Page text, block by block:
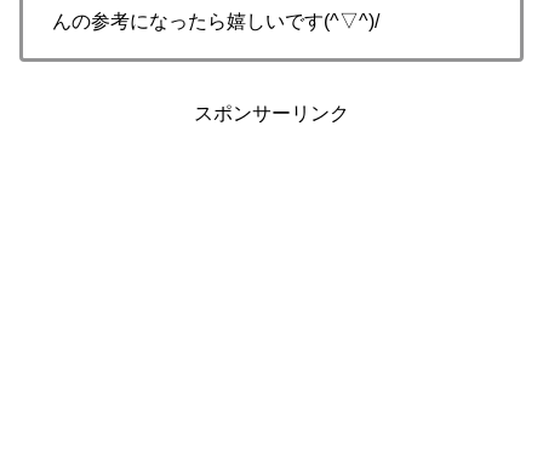
んの参考になったら嬉しいです(^▽^)/
スポンサーリンク